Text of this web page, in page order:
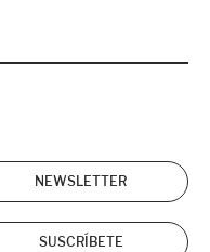
NEWSLETTER
SUSCRÍBETE